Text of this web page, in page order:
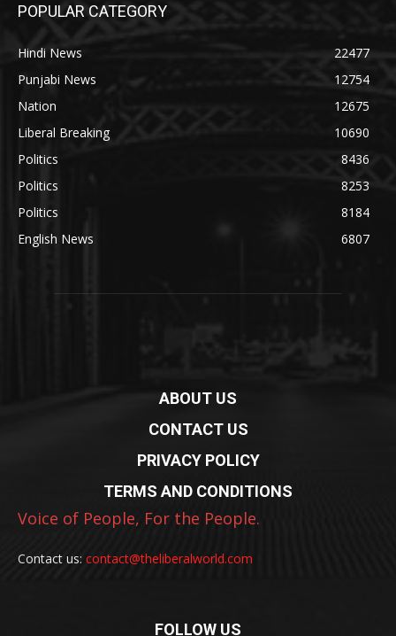
POPULAR CATEGORY
Hindi News
22477
Punjabi News
12754
Nation
12675
Liberal Breaking
10690
Politics
8436
Politics
8253
Politics
8184
English News
6807
ABOUT US
CONTACT US
PRIVACY POLICY
TERMS AND CONDITIONS
Voice of People, For the People.
Contact us: contact@theliberalworld.com
FOLLOW US